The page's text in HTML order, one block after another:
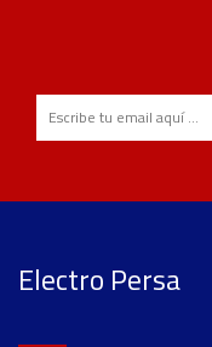
Electro Persa